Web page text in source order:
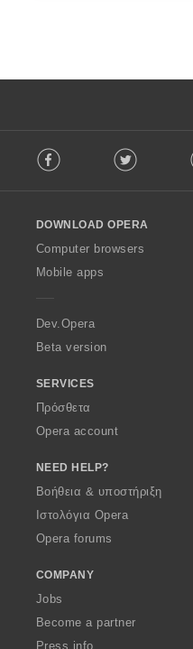
o
w
O
p
a
Facebook Twitter
DOWNLOAD OPERA
Computer browsers
Mobile apps
Dev.Opera
Beta version
SERVICES
Πρόσθετα
Opera account
NEED HELP?
Βοήθεια & υποστήριξη
Ιστολόγια Opera
Opera forums
COMPANY
Jobs
Become a partner
Press info